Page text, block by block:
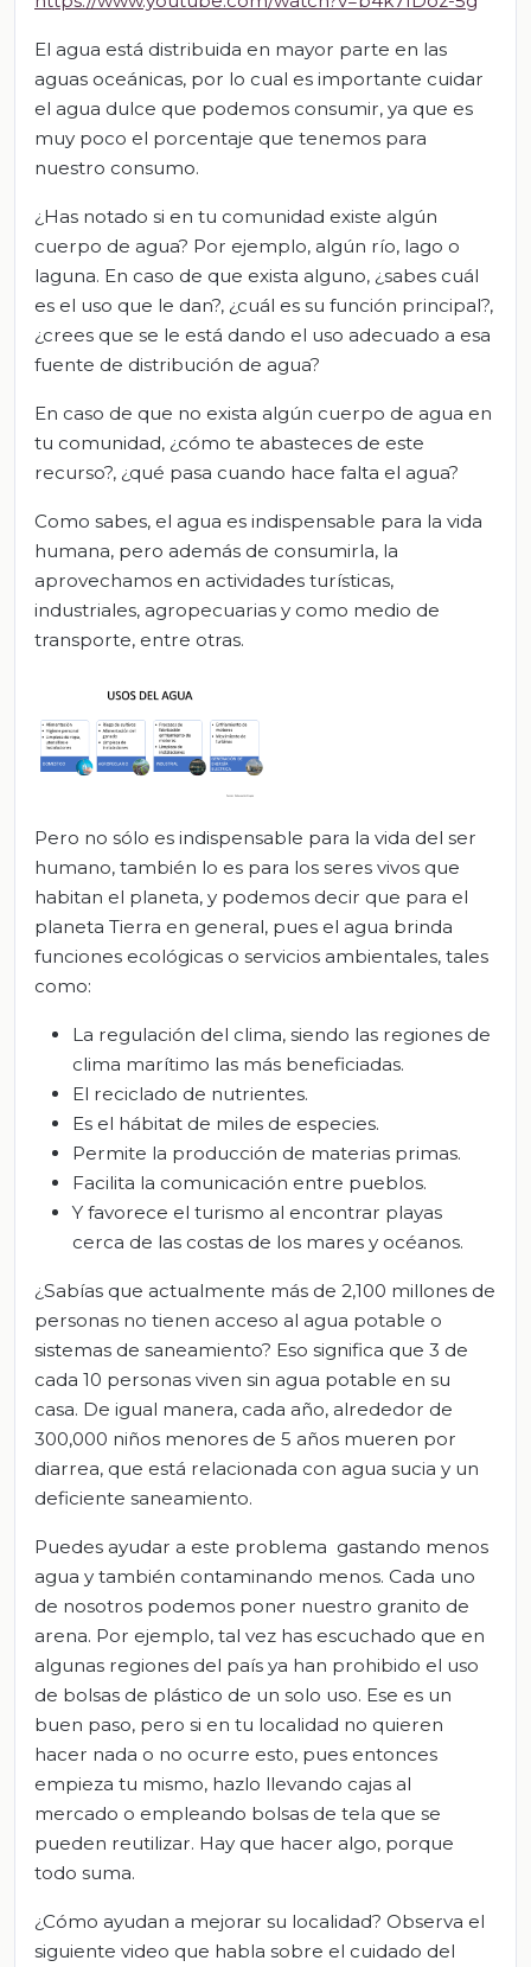
El agua está distribuida en mayor parte en las
aguas oceánicas, por lo cual es importante cuidar
el agua dulce que podemos consumir, ya que es
muy poco el porcentaje que tenemos para
nuestro consumo.
¿Has notado si en tu comunidad existe algún
cuerpo de agua? Por ejemplo, algún río, lago o
laguna. En caso de que exista alguno, ¿sabes cuál
es el uso que le dan?, ¿cuál es su función principal?,
¿crees que se le está dando el uso adecuado a esa
fuente de distribución de agua?
En caso de que no exista algún cuerpo de agua en
tu comunidad, ¿cómo te abasteces de este
recurso?, ¿qué pasa cuando hace falta el agua?
Como sabes, el agua es indispensable para la vida
humana, pero además de consumirla, la
aprovechamos en actividades turísticas,
industriales, agropecuarias y como medio de
transporte, entre otras.
Pero no sólo es indispensable para la vida del ser
humano, también lo es para los seres vivos que
habitan el planeta, y podemos decir que para el
planeta Tierra en general, pues el agua brinda
funciones ecológicas o servicios ambientales, tales
como:
La regulación del clima, siendo las regiones de
clima marítimo las más beneficiadas.
El reciclado de nutrientes.
Es el hábitat de miles de especies.
Permite la producción de materias primas.
Facilita la comunicación entre pueblos.
Y favorece el turismo al encontrar playas
cerca de las costas de los mares y océanos.
¿Sabías que actualmente más de 2,100 millones de
personas no tienen acceso al agua potable o
sistemas de saneamiento? Eso significa que 3 de
cada 10 personas viven sin agua potable en su
casa. De igual manera, cada año, alrededor de
300,000 niños menores de 5 años mueren por
diarrea, que está relacionada con agua sucia y un
deficiente saneamiento.
Puedes ayudar a este problema gastando menos
agua y también contaminando menos. Cada uno
de nosotros podemos poner nuestro granito de
arena. Por ejemplo, tal vez has escuchado que en
algunas regiones del país ya han prohibido el uso
de bolsas de plástico de un solo uso. Ese es un
buen paso, pero si en tu localidad no quieren
hacer nada o no ocurre esto, pues entonces
empieza tu mismo, hazlo llevando cajas al
mercado o empleando bolsas de tela que se
pueden reutilizar. Hay que hacer algo, porque
todo suma.
¿Cómo ayudan a mejorar su localidad? Observa el
siguiente video que habla sobre el cuidado del